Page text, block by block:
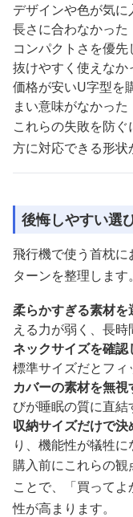
デザインや色が気に
長さに合わなかった
コンパクトさを優
抜けやすく使えなか
価格が安いU字型を
まい意味がなかった
これらの失敗を防
方に対応できる形状
後悔しやすい選
飛行機で使う首枕
ターンを整理します。
柔らかすぎる素材を
える力が弱く、長
ネックサイズを確認
標準サイズだとフ
カバーの素材を無視
びが睡眠の質に直結
収納サイズだけで決
り、機能性が犠牲
購入前にこれらの
ことで、「買って
性が高まります。